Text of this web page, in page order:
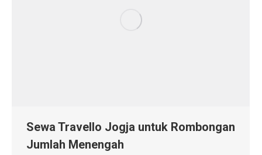
Sewa Travello Jogja untuk Rombongan
Jumlah Menengah